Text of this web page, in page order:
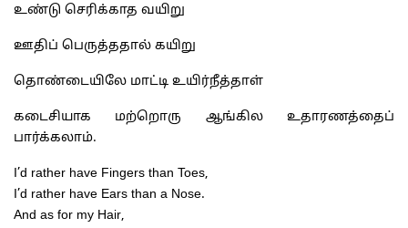
உண்டு செரிக்காத வயிறு
ஊதிப் பெருத்ததால் கயிறு
தொண்டையிலே மாட்டி உயிர்நீத்தாள்
கடைசியாக மற்றொரு ஆங்கில உதாரணத்தைப்
பார்க்கலாம்.
I’d rather have Fingers than Toes,
I’d rather have Ears than a Nose.
And as for my Hair,